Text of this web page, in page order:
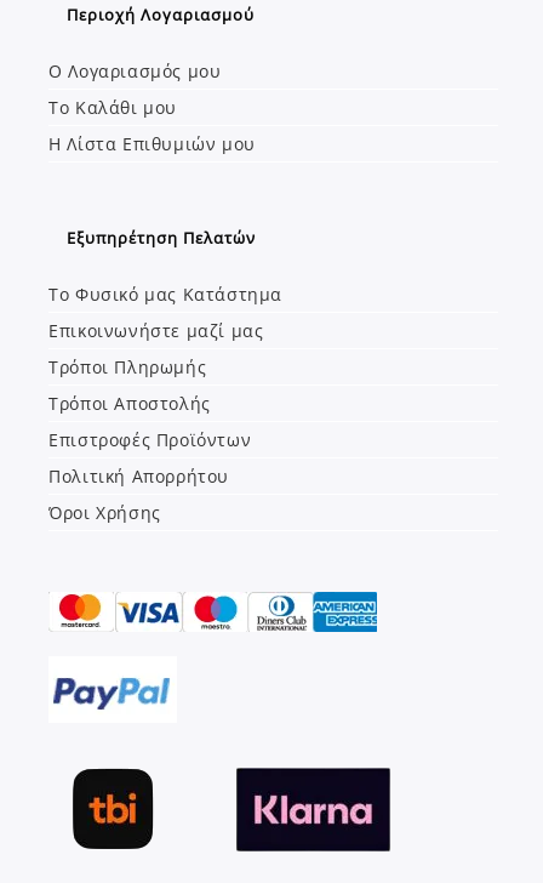
new
tab
in
new
tab
Περιοχή Λογαριασμού
Ο Λογαριασμός μου
Το Καλάθι μου
Η Λίστα Επιθυμιών μου
Εξυπηρέτηση Πελατών
Το Φυσικό μας Κατάστημα
Επικοινωνήστε μαζί μας
Τρόποι Πληρωμής
Τρόποι Αποστολής
Επιστροφές Προϊόντων
Πολιτική Απορρήτου
Όροι Χρήσης